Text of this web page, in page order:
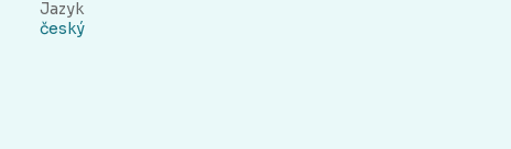
Jazyk
český